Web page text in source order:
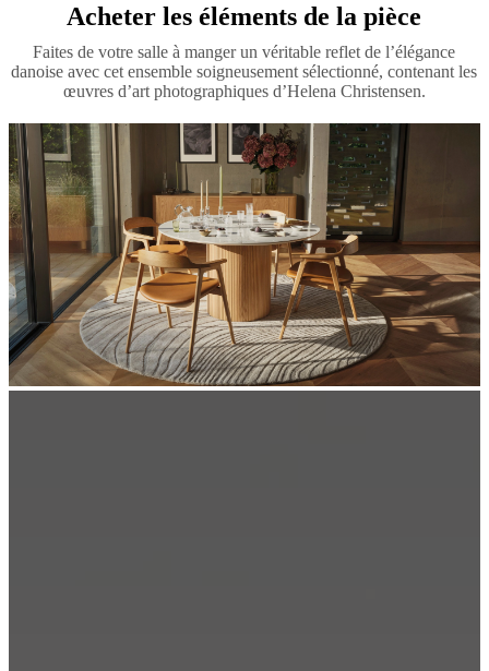
Acheter les éléments de la pièce
Faites de votre salle à manger un véritable reflet de l’élégance
danoise avec cet ensemble soigneusement sélectionné, contenant les
œuvres d’art photographiques d’Helena Christensen.